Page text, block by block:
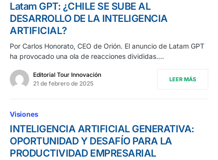
Latam GPT: ¿CHILE SE SUBE AL
DESARROLLO DE LA INTELIGENCIA
ARTIFICIAL?
Por Carlos Honorato, CEO de Orión. El anuncio de Latam GPT
ha provocado una ola de reacciones divididas.…
Editorial Tour Innovación
21 de febrero de 2025
LEER MÁS
Visiones
INTELIGENCIA ARTIFICIAL GENERATIVA:
OPORTUNIDAD Y DESAFÍO PARA LA
PRODUCTIVIDAD EMPRESARIAL